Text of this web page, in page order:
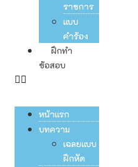
ราชการ
แบบ
คำร้อง
ฝึกทำ
ข้อสอบ
หน้าแรก
บทความ
เฉลยแบบ
ฝึกหัด